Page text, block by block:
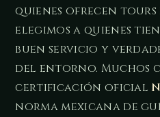
quienes ofrecen tours
elegimos a quienes
buen servicio y
del entorno. Muchos
certificación oficial
norma mexicana de